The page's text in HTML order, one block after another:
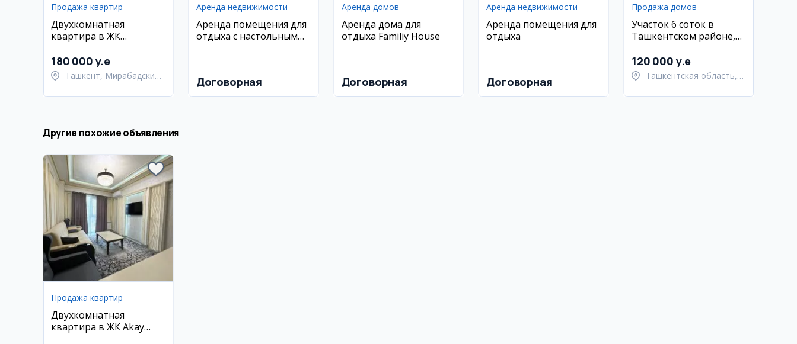
Продажа квартир
Двухкомнатная
квартира в ЖК
180 000 y.e
Ташкент, Мирабадский
Аренда недвижимости
Аренда помещения для
отдыха с настольным
Договорная
Аренда домов
Аренда дома для
отдыха Familiy House
Договорная
Аренда недвижимости
Аренда помещения для
отдыха
Договорная
Продажа домов
Участок 6 соток в
Ташкентском районе,
120 000 y.e
Ташкентская область,
Другие похожие объявления
Продажа квартир
Двухкомнатная
квартира в ЖК Akay